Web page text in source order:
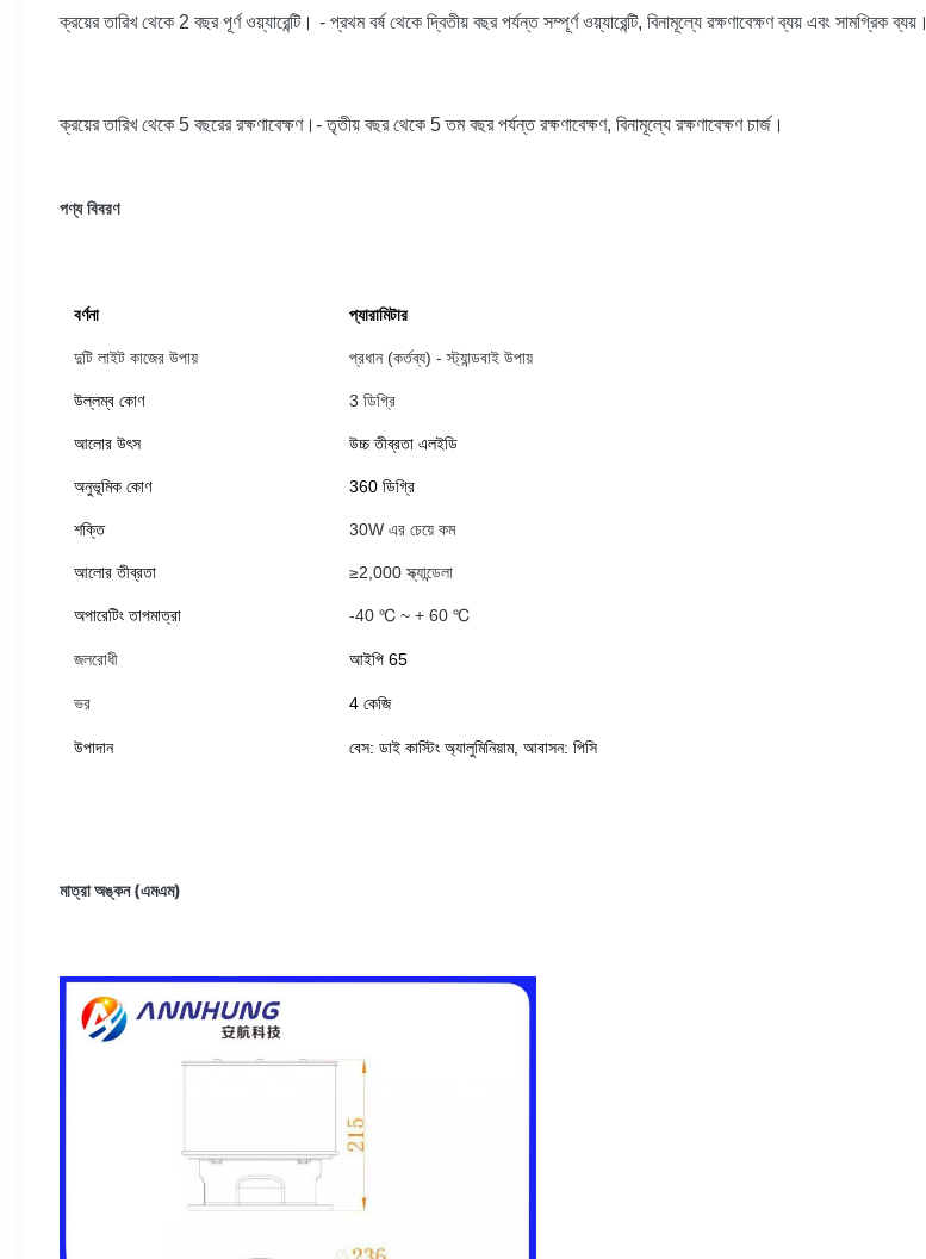
ক্রয়ের তারিখ থেকে 2 বছর পূর্ণ ওয়্যারেন্টি। - প্রথম বর্ষ থেকে দ্বিতীয় বছর পর্যন্ত সম্পূর্ণ ওয়্যারেন্টি, বিনামূল্যে রক্ষণাবেক্ষণ ব্যয় এবং সামগ্রিক ব্যয়।
ক্রয়ের তারিখ থেকে 5 বছরের রক্ষণাবেক্ষণ। - তৃতীয় বছর থেকে 5 তম বছর পর্যন্ত রক্ষণাবেক্ষণ, বিনামূল্যে রক্ষণাবেক্ষণ চার্জ।
পণ্য বিবরণ
বর্ণনা প্যারামিটার
দুটি লাইট কাজের উপায় প্রধান (কর্তব্য) - স্ট্যান্ডবাই উপায়
উল্লম্ব কোণ 3 ডিগ্রি
আলোর উৎস উচ্চ তীব্রতা এলইডি
অনুভূমিক কোণ 360 ডিগ্রি
শক্তি 30W এর চেয়ে কম
আলোর তীব্রতা ≥2,000 স্ক্যান্ডেলা
অপারেটিং তাপমাত্রা -40 ℃ ~ + 60 ℃
জলরোধী আইপি 65
ভর 4 কেজি
উপাদান বেস: ডাই কাস্টিং অ্যালুমিনিয়াম, আবাসন: পিসি
মাত্রা অঙ্কন (এমএম)